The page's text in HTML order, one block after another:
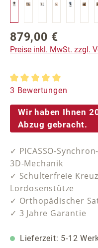
Regulärer Preis:
879,00 €
Preise inkl. MwSt. zzgl.
Durchschnittliche
3 Bewertungen
Wir haben Ihnen
Abzug gebracht.
✓ PICASSO-
3D-Mechanik
✓ Schulterfreie
Lordosenstütze
✓ Orthopädischer
✓ 3 Jahre Garantie
Lieferzeit: 5-12